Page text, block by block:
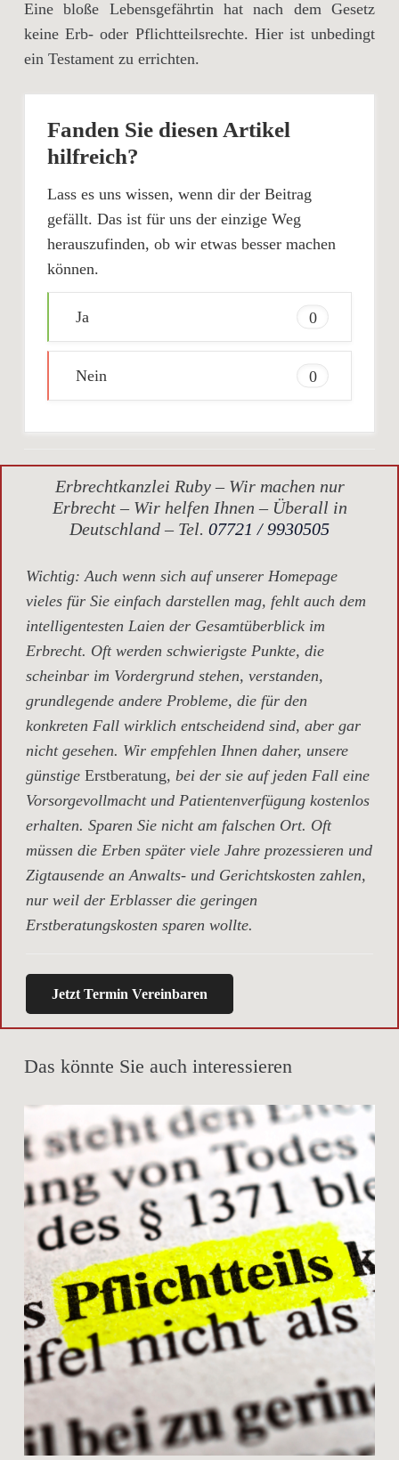
Eine bloße Lebensgefährtin hat nach dem Gesetz
keine Erb- oder Pflichtteilsrechte. Hier ist unbedingt
ein Testament zu errichten.
Fanden Sie diesen Artikel
hilfreich?
Lass es uns wissen, wenn dir der Beitrag
gefällt. Das ist für uns der einzige Weg
herauszufinden, ob wir etwas besser machen
können.
Ja 0
Nein 0
Erbrechtkanzlei Ruby – Wir machen nur
Erbrecht – Wir helfen Ihnen – Überall in
Deutschland – Tel. 07721 / 9930505
Wichtig: Auch wenn sich auf unserer Homepage
vieles für Sie einfach darstellen mag, fehlt auch dem
intelligentesten Laien der Gesamtüberblick im
Erbrecht. Oft werden schwierigste Punkte, die
scheinbar im Vordergrund stehen, verstanden,
grundlegende andere Probleme, die für den
konkreten Fall wirklich entscheidend sind, aber gar
nicht gesehen. Wir empfehlen Ihnen daher, unsere
günstige Erstberatung, bei der sie auf jeden Fall eine
Vorsorgevollmacht und Patientenverfügung kostenlos
erhalten. Sparen Sie nicht am falschen Ort. Oft
müssen die Erben später viele Jahre prozessieren und
Zigtausende an Anwalts- und Gerichtskosten zahlen,
nur weil der Erblasser die geringen
Erstberatungskosten sparen wollte.
Jetzt Termin Vereinbaren
Das könnte Sie auch interessieren